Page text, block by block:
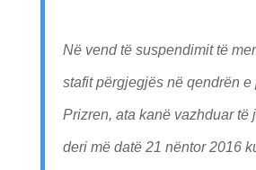
Në vend të suspendimit të
stafit përgjegjës në qendrën
Prizren, ata kanë vazhduar të
deri më datë 21 nëntor 2016